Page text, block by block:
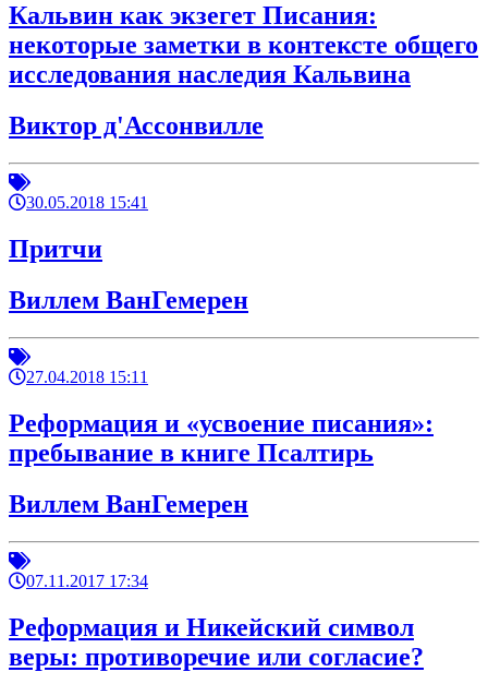
Кальвин как экзегет Писания:
некоторые заметки в контексте общего
исследования наследия Кальвина
Виктор д'Ассонвилле
30.05.2018 15:41
Притчи
Виллем ВанГемерен
27.04.2018 15:11
Реформация и «усвоение писания»:
пребывание в книге Псалтирь
Виллем ВанГемерен
07.11.2017 17:34
Реформация и Никейский символ
веры: противоречие или согласие?